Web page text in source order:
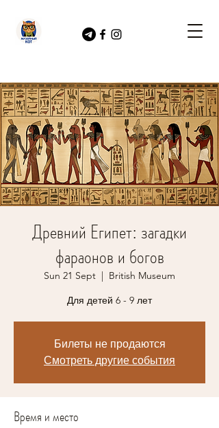
Древний Египет: загадки
фараонов и богов
Sun 21 Sept
  |
British Museum
Для детей 6 - 9 лет
Билеты не продаются
Смотреть другие события
Время и место